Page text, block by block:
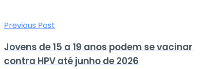
Previous Post
Jovens de 15 a 19 anos podem se vacinar
contra HPV até junho de 2026